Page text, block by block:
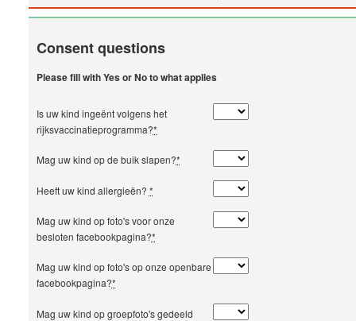
Consent questions
Please fill with Yes or No to what applies
Is uw kind ingeënt volgens het
rijksvaccinatieprogramma?*
Mag uw kind op de buik slapen?*
Heeft uw kind allergieën? *
Mag uw kind op foto's voor onze
besloten facebookpagina?*
Mag uw kind op foto's op onze openbare
facebookpagina?*
Mag uw kind op groepfoto's gedeeld